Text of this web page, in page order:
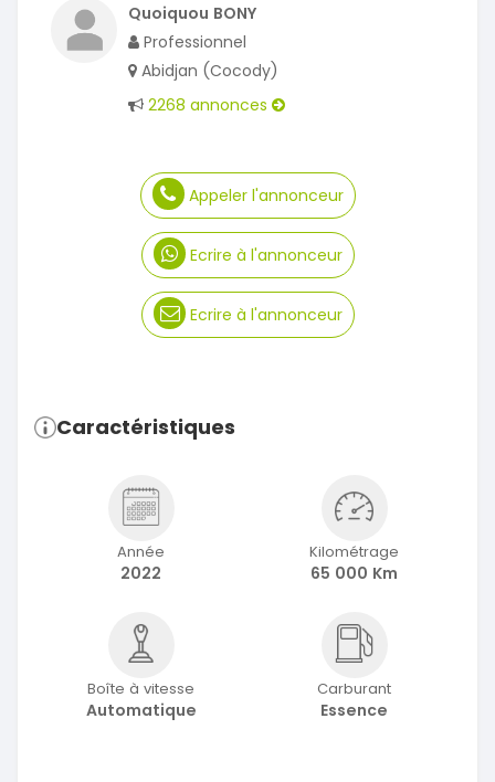
Quoiquou BONY
Professionnel
Abidjan (Cocody)
2268 annonces
Appeler l'annonceur
Ecrire à l'annonceur
Ecrire à l'annonceur
Caractéristiques
Année
2022
Kilométrage
65 000 Km
Boîte à vitesse
Automatique
Carburant
Essence